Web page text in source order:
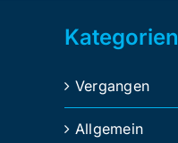
Kategorien
Vergangen
Allgemein